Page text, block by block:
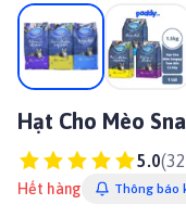
Giảm giá
Hạt Cho Mèo
5.0(
Hết hàng Thông báo